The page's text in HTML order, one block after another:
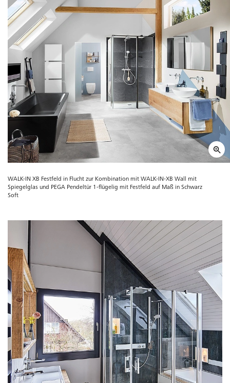
WALK-IN XB Festfeld in Flucht zur Kombination mit WALK-IN-XB Wall mit
Spiegelglas und PEGA Pendeltür 1-flügelig mit Festfeld auf Maß in Schwarz
Soft